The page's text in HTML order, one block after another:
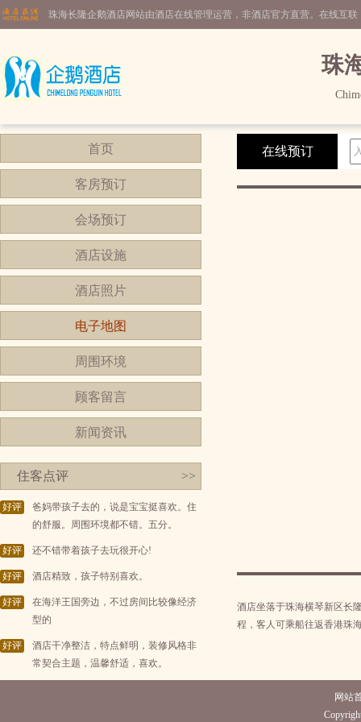
珠海长隆企鹅酒店网站由酒店在线管理运营，非酒店官方直营。在线互
珠
首页
客房预订
会场预订
酒店设施
酒店照片
电子地图
周围环境
顾客留言
新闻资讯
住客点评 >>
好评
爸妈带孩子去的，说是宝宝挺喜欢。住
的舒服。周围环境都不错。五分。
好评 还不错带着孩子去玩很开心!
好评 酒店精致，孩子特别喜欢。
好评
在海洋王国旁边，不过房间比较像经济
型的
好评
酒店干净整洁，特点鲜明，装修风格非
常契合主题，温馨舒适，喜欢。
在线预订
酒店坐落于珠海横琴新区长
程，客人可乘船往返香港珠
网站